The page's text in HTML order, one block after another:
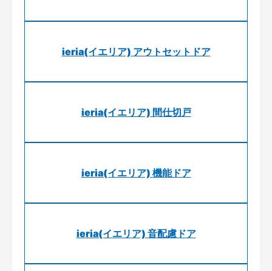
ieria(イエリア) アウトセットドア
ieria(イエリア) 間仕切戸
ieria(イエリア) 機能ドア
ieria(イエリア) 音配慮ドア